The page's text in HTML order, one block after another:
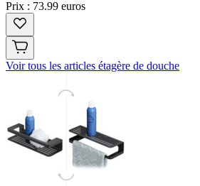
Prix : 73.99 euros
Voir tous les articles étagère de douche